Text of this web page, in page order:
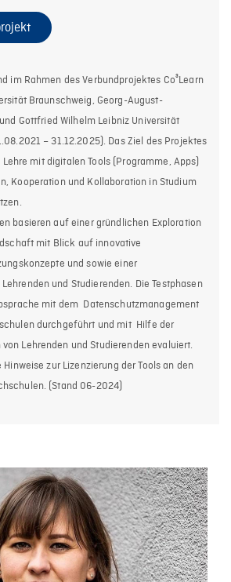
im Rahmen des Verbundprojektes Co³Learn
Braunschweig, Georg-August-
Gottfried Wilhelm Leibniz Universität
– 31.12.2025). Das Ziel des Projektes
mit digitalen Tools (Programme, Apps)
Kooperation und Kollaboration in Studium
basieren auf einer gründlichen Exploration
mit Blick auf innovative
und sowie einer
und Studierenden. Die Testphasen
mit dem Datenschutzmanagement
durchgeführt und mit Hilfe der
Lehrenden und Studierenden evaluiert.
zur Lizenzierung der Tools an den
(Stand 06-2024)